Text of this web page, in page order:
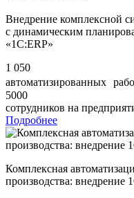
Внедрение комплексной
с динамическим
«1С:ERP»
1 050
автоматизированных
5000
сотрудников на
Подробнее
Комплексная
производства: внедрение